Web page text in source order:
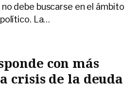
debe buscarse en el ámbito
La…
con más
crisis de la deuda